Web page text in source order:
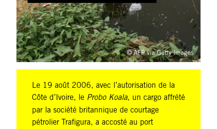
© AFP via Getty Images
Le 19 août 2006, avec l’autorisation de la
Côte d’Ivoire, le Probo Koala, un cargo affrété
par la société britannique de courtage
pétrolier Trafigura, a accosté au port